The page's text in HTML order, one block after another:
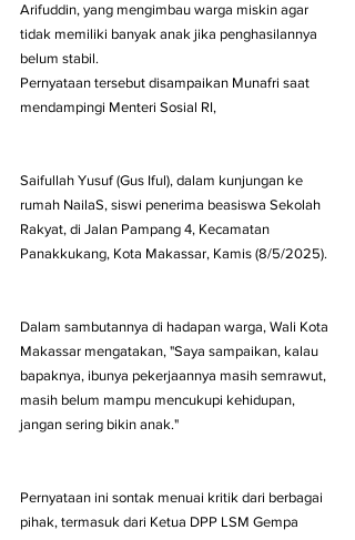
Arifuddin, yang mengimbau warga miskin agar
tidak memiliki banyak anak jika penghasilannya
belum stabil.
Pernyataan tersebut disampaikan Munafri saat
mendampingi Menteri Sosial RI,
Saifullah Yusuf (Gus Iful), dalam kunjungan ke
rumah NailaS, siswi penerima beasiswa Sekolah
Rakyat, di Jalan Pampang 4, Kecamatan
Panakkukang, Kota Makassar, Kamis (8/5/2025).
Dalam sambutannya di hadapan warga, Wali Kota
Makassar mengatakan, "Saya sampaikan, kalau
bapaknya, ibunya pekerjaannya masih semrawut,
masih belum mampu mencukupi kehidupan,
jangan sering bikin anak."
Pernyataan ini sontak menuai kritik dari berbagai
pihak, termasuk dari Ketua DPP LSM Gempa